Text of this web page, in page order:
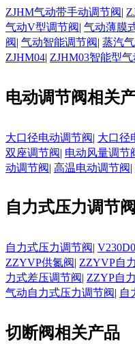
ZJHM气动带手动调节阀|
气动V型调节阀| 气动薄膜
阀| 气动智能调节阀| 蒸汽
ZJHM04| ZJHM03智能型
电动调节阀相关
大口径电动调节阀| 大口径
双座调节阀| 电动风量调节
动调节阀| 高温电动调节阀|
自力式压力调节
自力式压力调节阀|
ZZYVP供氮阀| ZZYVP自
力式差压调节阀| ZZYP自
气动自力式压力调节阀| 自
切断阀相关产品